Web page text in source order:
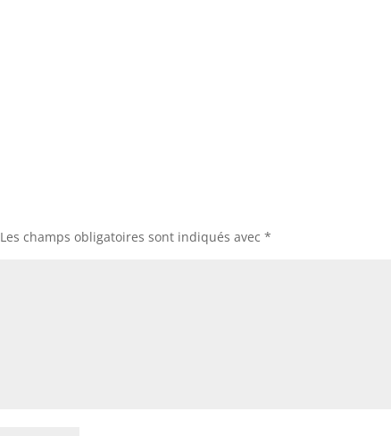
Les champs obligatoires sont indiqués avec*